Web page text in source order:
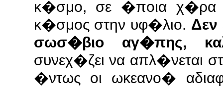
κ�σμο, σε �ποια χ�ρα
κ�σμος στην υφ�λιο.
σωσ�βιο αγ�πης,
συνεχ�ζει να
�ντως οι ωκεανο�